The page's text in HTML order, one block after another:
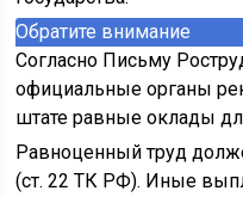
Обратите внимание
Согласно Письму
официальные органы
штате равные оклады
Равноценный труд
(ст. 22 ТК РФ). Иные